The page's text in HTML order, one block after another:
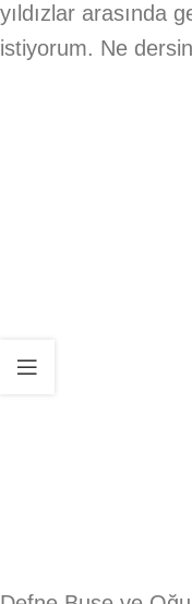
yıldızlar arasında
istiyorum. Ne